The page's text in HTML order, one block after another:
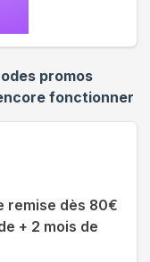
promos
fonctionner
remise dès 80€
+ 2 mois de